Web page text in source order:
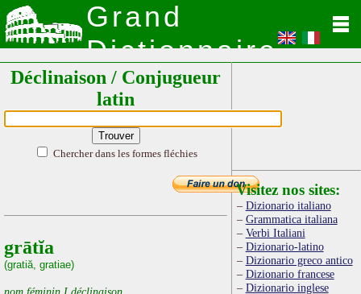
Grand
Dictionnaire
Latin
Déclinaison / Conjugueur
latin
Chercher dans les formes fléchies
grātĭa
(gratiă, gratiae)
Visitez nos sites:
Dizionario italiano
Grammatica italiana
Verbi Italiani
Dizionario-latino
Dizionario greco antico
Dizionario francese
Dizionario inglese